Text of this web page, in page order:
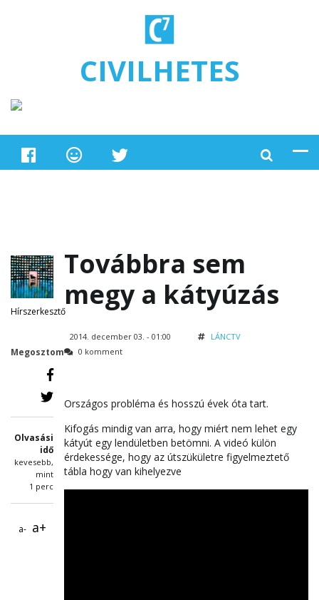
CIVILHETES
Hírszerkesztő
Megosztom
Olvasási
idő
kevesebb,
mint
1 perc
a- a+
Továbbra sem
megy a kátyúzás
2014. december 03. - 01:00
LÁNCTV
0 komment
Országos probléma és hosszú évek óta tart.
Kifogás mindig van arra, hogy miért nem lehet egy
kátyút egy lendületben betömni. A videó külön
érdekessége, hogy az útszükületre figyelmeztető
tábla hogy van kihelyezve